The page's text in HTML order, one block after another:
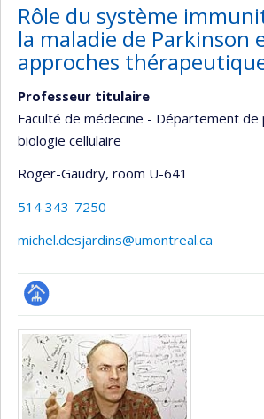
Rôle du système
la maladie de Parkinson
approches
Professeur titulaire
Faculté de médecine - Département
biologie cellulaire
Roger-Gaudry, room U-641
514 343-7250
michel.desjardins@umontreal.ca
Page
professionnelle
(faculté,département,école)
Media